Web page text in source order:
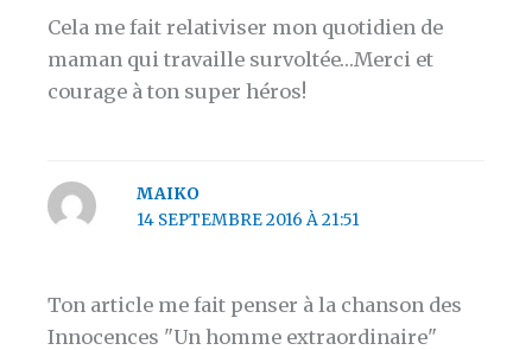
Cela me fait relativiser mon quotidien de
maman qui travaille survoltée…Merci et
courage à ton super héros!
MAIKO
14 SEPTEMBRE 2016 À 21:51
Ton article me fait penser à la chanson des
Innocences "Un homme extraordinaire"